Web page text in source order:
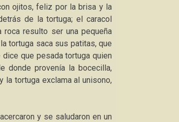
ojitos, feliz por la brisa y la
de la tortuga; el caracol
resulto ser una pequeña
tortuga saca sus patitas, que
que pesada tortuga quien
donde provenía la bocecilla,
la tortuga exclama al unisono,
y se saludaron en un